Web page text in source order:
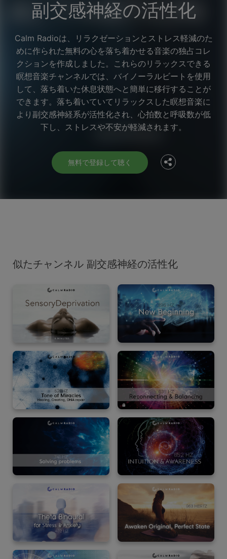
副交感神経の活性化
Calm Radioは、リラクゼーションとストレス軽減のた
めに作られた無料の心を落ち着かせる音楽の独占コレ
クションを作成しました。これらのリラックスできる
瞑想音楽チャンネルでは、バイノーラルビートを使用
して、落ち着いた休息状態へと簡単に移行することが
できます。落ち着いていてリラックスした瞑想音楽に
より副交感神経系が活性化され、心拍数と呼吸数が低
下し、ストレスや不安が軽減されます。
無料で登録して聴く
Facebook
Twitter
似たチャンネル 副交感神経の活性化